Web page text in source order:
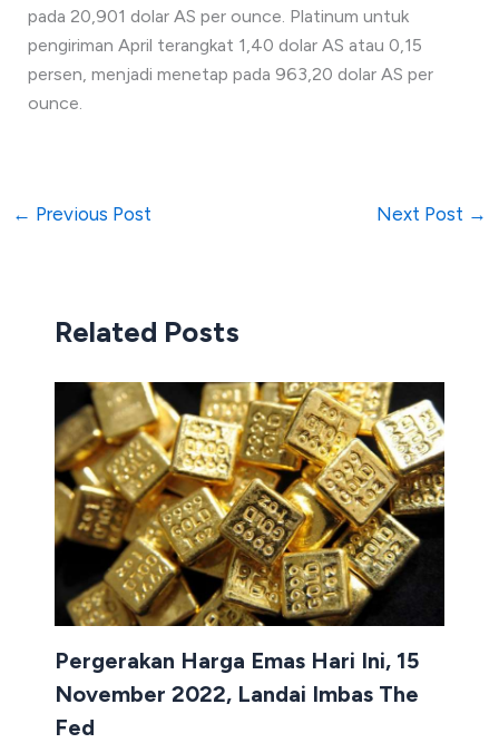
pada 20,901 dolar AS per ounce. Platinum untuk
pengiriman April terangkat 1,40 dolar AS atau 0,15
persen, menjadi menetap pada 963,20 dolar AS per
ounce.
← Previous Post Next Post →
Related Posts
Pergerakan Harga Emas Hari Ini, 15
November 2022, Landai Imbas The
Fed